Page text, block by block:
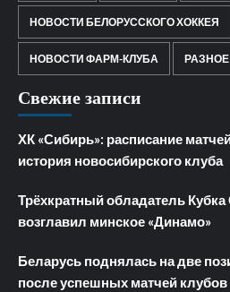
НОВОСТИ БЕЛОРУССКОГО ХОККЕЯ
НОВОСТИ ФАРМ-КЛУБА РАЗНОЕ
Свежие записи
ХК «Сибирь»: расписание
история новосибирского клуба
Трёхкратный обладатель
возглавил минское «Динамо»
Беларусь поднялась на две
после успешных матчей клубов